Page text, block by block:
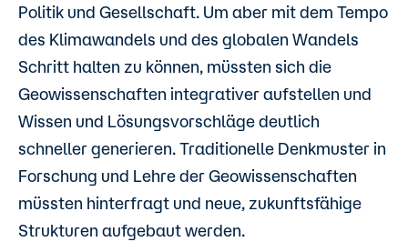
Politik und Gesellschaft. Um aber mit dem Tempo
des Klimawandels und des globalen Wandels
Schritt halten zu können, müssten sich die
Geowissenschaften integrativer aufstellen und
Wissen und Lösungsvorschläge deutlich
schneller generieren. Traditionelle Denkmuster in
Forschung und Lehre der Geowissenschaften
müssten hinterfragt und neue, zukunftsfähige
Strukturen aufgebaut werden.